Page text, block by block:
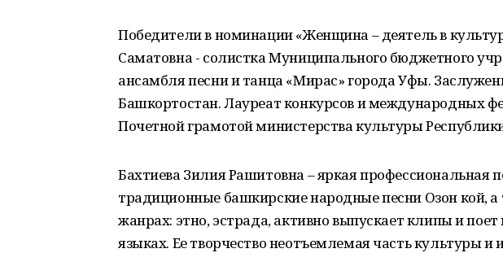
Победители в номинации «Женщина – деятель в
Саматовна - солистка Муниципального бюджетного
ансамбля песни и танца «Мирас» города Уфы.
Башкортостан. Лауреат конкурсов и международных
Почетной грамотой министерства культуры
Бахтиева Зилия Рашитовна – яркая профессиональная
традиционные башкирские народные песни Озон кой, а
жанрах: этно, эстрада, активно выпускает клипы и
языках. Ее творчество неотъемлемая часть культуры и